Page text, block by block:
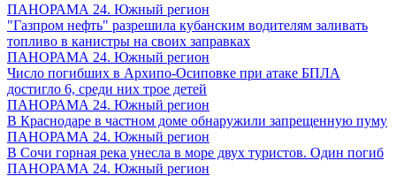
ПАНОРАМА 24. Южный регион
"Газпром нефть" разрешила кубанским водителям заливать
топливо в канистры на своих заправках
ПАНОРАМА 24. Южный регион
Число погибших в Архипо-Осиповке при атаке БПЛА
достигло 6, среди них трое детей
ПАНОРАМА 24. Южный регион
В Краснодаре в частном доме обнаружили запрещенную пуму
ПАНОРАМА 24. Южный регион
В Сочи горная река унесла в море двух туристов. Один погиб
ПАНОРАМА 24. Южный регион